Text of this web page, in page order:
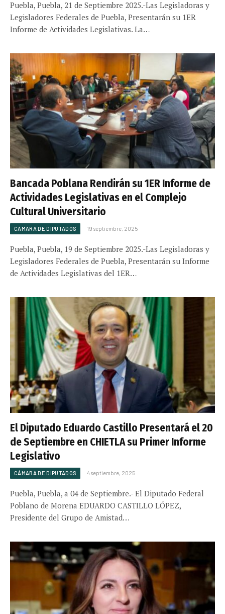
Puebla, Puebla, 21 de Septiembre 2025.-Las Legisladoras y
Legisladores Federales de Puebla, Presentarán su 1ER
Informe de Actividades Legislativas. La…
Bancada Poblana Rendirán su 1ER Informe de
Actividades Legislativas en el Complejo
Cultural Universitario
CÁMARA DE DIPUTADOS 19 septiembre, 2025
Puebla, Puebla, 19 de Septiembre 2025.-Las Legisladoras y
Legisladores Federales de Puebla, Presentarán su Informe
de Actividades Legislativas del 1ER…
El Diputado Eduardo Castillo Presentará el 20
de Septiembre en CHIETLA su Primer Informe
Legislativo
CÁMARA DE DIPUTADOS 4 septiembre, 2025
Puebla, Puebla, a 04 de Septiembre.- El Diputado Federal
Poblano de Morena EDUARDO CASTILLO LÓPEZ,
Presidente del Grupo de Amistad…